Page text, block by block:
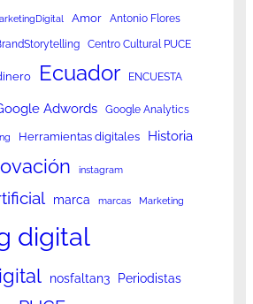
Amor Antonio Flores
Centro Cultural PUCE
Ecuador ENCUESTA
Adwords Google Analytics
Herramientas digitales Historia
instagram
marca marcas Marketing
digital
nosfaltan3 Periodistas